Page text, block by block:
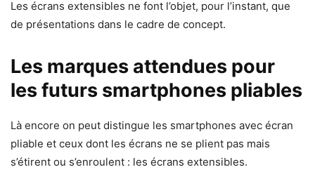
Les écrans extensibles ne font l’objet, pour l’instant, que
de présentations dans le cadre de concept.
Les marques attendues pour
les futurs smartphones pliables
Là encore on peut distingue les smartphones avec écran
pliable et ceux dont les écrans ne se plient pas mais
s’étirent ou s’enroulent : les écrans extensibles.